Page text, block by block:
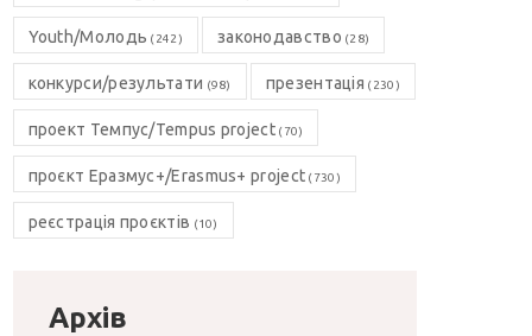
Youth/Молодь (242) законодавство (28)
конкурси/результати (98) презентація (230)
проект Темпус/Tempus project(70)
проєкт Еразмус+/Erasmus+ project (730)
реєстрація проєктів (10)
Архів